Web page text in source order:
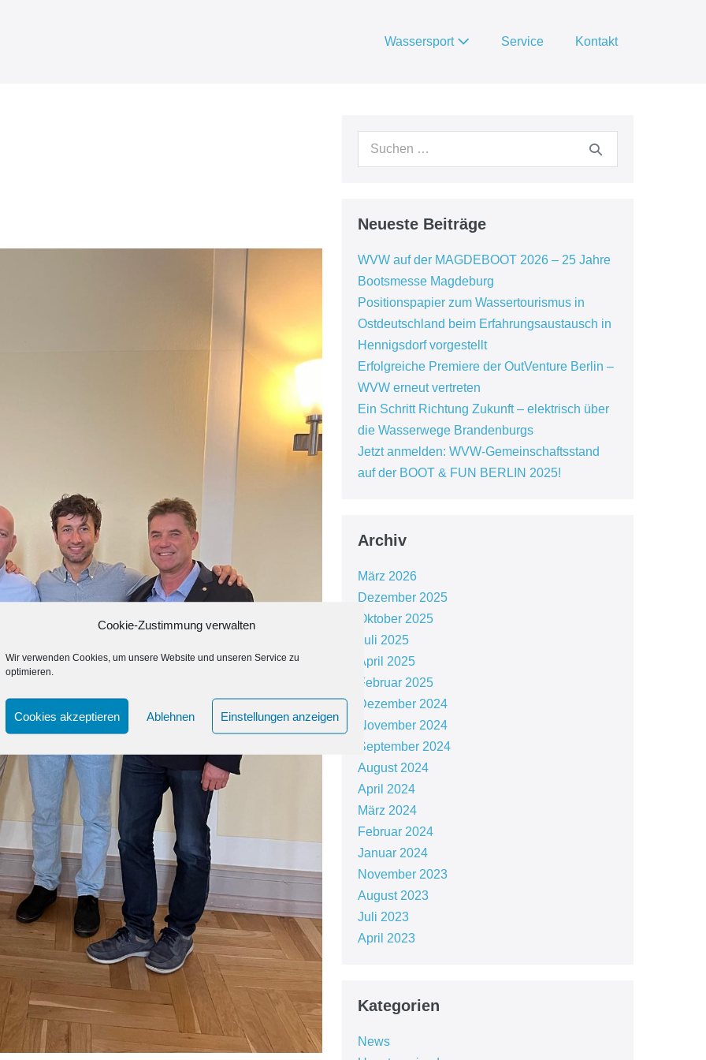
Cookie-Zustimmung verwalten
Wir verwenden Cookies, um unsere Website und unseren Service zu
optimieren.
Cookies akzeptieren Ablehnen Einstellungen anzeigen
Wassersport Service Kontakt
Suche
Neueste Beiträge
WVW auf der MAGDEBOOT 2026 – 25 Jahre
Bootsmesse Magdeburg
Positionspapier zum Wassertourismus in
Ostdeutschland beim Erfahrungsaustausch in
Hennigsdorf vorgestellt
Erfolgreiche Premiere der OutVenture Berlin –
WVW erneut vertreten
Ein Schritt Richtung Zukunft – elektrisch über
die Wasserwege Brandenburgs
Jetzt anmelden: WVW-Gemeinschaftsstand
auf der BOOT & FUN BERLIN 2025!
Archiv
März 2026
Dezember 2025
Oktober 2025
Juli 2025
April 2025
Februar 2025
Dezember 2024
November 2024
September 2024
August 2024
April 2024
März 2024
Februar 2024
Januar 2024
November 2023
August 2023
Juli 2023
April 2023
Kategorien
News